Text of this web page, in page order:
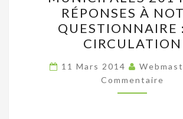
LES
RÉPONSES
À
NOTRE
:
RÉPONSES À
QUESTIONNAIRE
CIRCULATION
11 Mars 2014
Commentaire